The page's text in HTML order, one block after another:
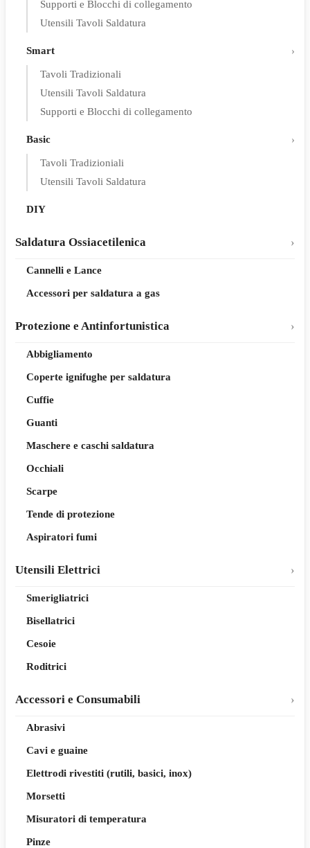
Supporti e Blocchi di collegamento
Utensili Tavoli Saldatura
Smart
Tavoli Tradizionali
Utensili Tavoli Saldatura
Supporti e Blocchi di collegamento
Basic
Tavoli Tradizioniali
Utensili Tavoli Saldatura
DIY
Saldatura Ossiacetilenica
Cannelli e Lance
Accessori per saldatura a gas
Protezione e Antinfortunistica
Abbigliamento
Coperte ignifughe per saldatura
Cuffie
Guanti
Maschere e caschi saldatura
Occhiali
Scarpe
Tende di protezione
Aspiratori fumi
Utensili Elettrici
Smerigliatrici
Bisellatrici
Cesoie
Roditrici
Accessori e Consumabili
Abrasivi
Cavi e guaine
Elettrodi rivestiti (rutili, basici, inox)
Morsetti
Misuratori di temperatura
Pinze